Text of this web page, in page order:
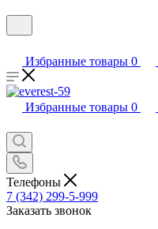
Избранные товары 0
Избранные товары 0
Телефоны
7 (342) 299-5-999
Заказать звонок